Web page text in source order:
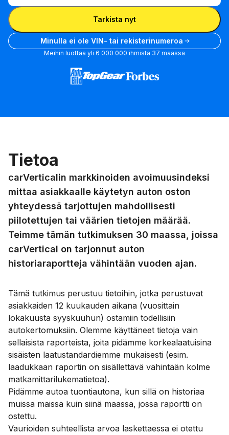
Syötä VIN
Tarkista nyt
Minulla ei ole VIN- tai rekisterinumeroa
Meihin luottaa yli 6 000 000 ihmistä 37 maassa
Tietoa
carVerticalin markkinoiden avoimuusindeksi
mittaa asiakkaalle käytetyn auton oston
yhteydessä tarjottujen mahdollisesti
piilotettujen tai väärien tietojen määrää.
Teimme tämän tutkimuksen 30 maassa, joissa
carVertical on tarjonnut auton
historiaraportteja vähintään vuoden ajan.
Tämä tutkimus perustuu tietoihin, jotka perustuvat
asiakkaiden 12 kuukauden aikana (vuosittain
lokakuusta syyskuuhun) ostamiin todellisiin
autokertomuksiin. Olemme käyttäneet tietoja vain
sellaisista raporteista, joita pidämme korkealaatuisina
sisäisten laatustandardiemme mukaisesti (esim.
laadukkaan raportin on sisällettävä vähintään kolme
matkamittarilukematietoa).
Pidämme autoa tuontiautona, kun sillä on historiaa
muissa maissa kuin siinä maassa, jossa raportti on
ostettu.
Vaurioiden suhteellista arvoa laskettaessa ei otettu